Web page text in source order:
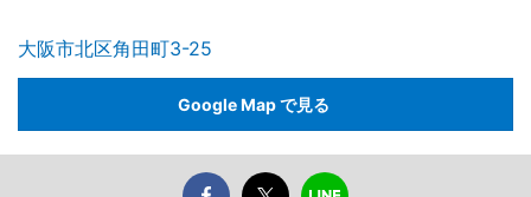
大阪市北区角田町3-25
Google Map で見る